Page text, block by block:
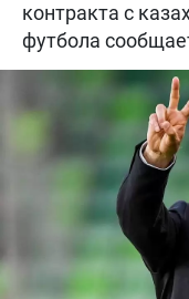
контракта с
футбола